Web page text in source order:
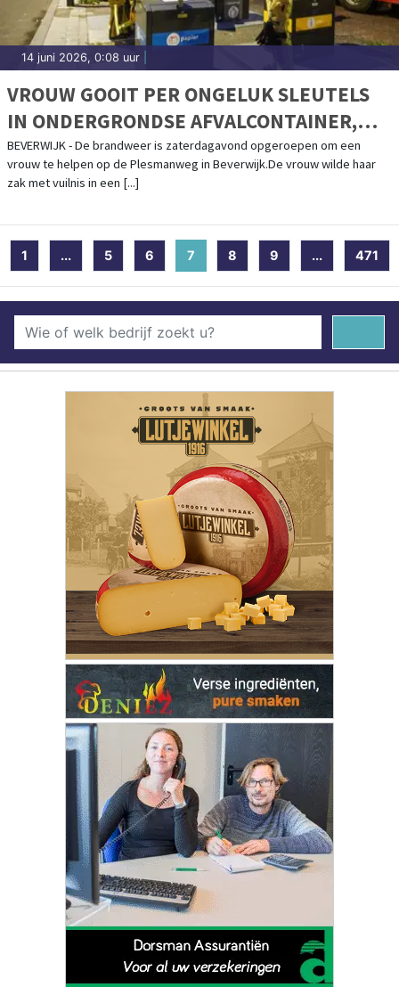
14 juni 2026, 0:08 uur
VROUW GOOIT PER ONGELUK SLEUTELS
IN ONDERGRONDSE AFVALCONTAINER,
BRANDWEER VIST ZE OP
BEVERWIJK - De brandweer is zaterdagavond opgeroepen om een
vrouw te helpen op de Plesmanweg in Beverwijk.De vrouw wilde haar
zak met vuilnis in een [...]
1 ... 5 6 7 (current)
8 9 ... 471